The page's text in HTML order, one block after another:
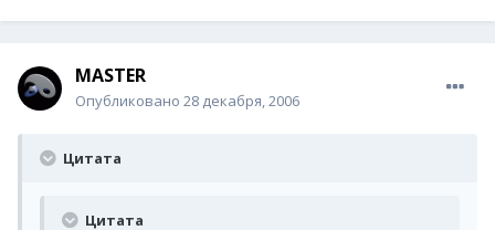
MASTER
Опубликовано 28 декабря, 2006
Цитата
Цитата